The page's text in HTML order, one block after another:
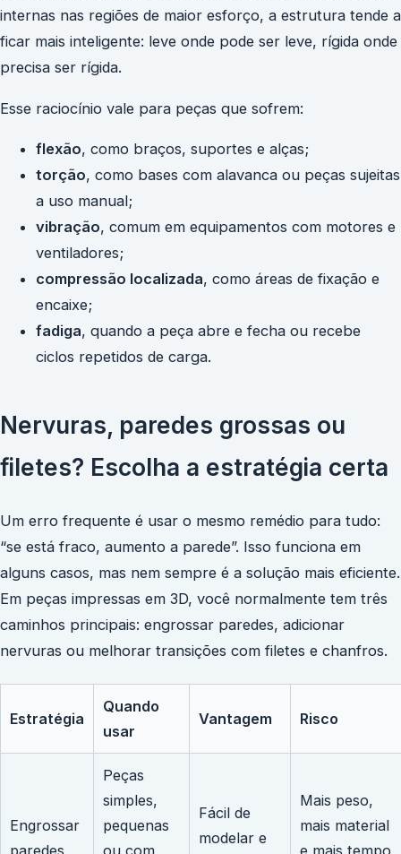
internas nas regiões de maior esforço, a estrutura tende a
ficar mais inteligente: leve onde pode ser leve, rígida onde
precisa ser rígida.
Esse raciocínio vale para peças que sofrem:
flexão, como braços, suportes e alças;
torção, como bases com alavanca ou peças sujeitas
a uso manual;
vibração, comum em equipamentos com motores e
ventiladores;
compressão localizada, como áreas de fixação e
encaixe;
fadiga, quando a peça abre e fecha ou recebe
ciclos repetidos de carga.
Nervuras, paredes grossas ou
filetes? Escolha a estratégia certa
Um erro frequente é usar o mesmo remédio para tudo:
“se está fraco, aumento a parede”. Isso funciona em
alguns casos, mas nem sempre é a solução mais eficiente.
Em peças impressas em 3D, você normalmente tem três
caminhos principais: engrossar paredes, adicionar
nervuras ou melhorar transições com filetes e chanfros.
Estratégia
Quando
usar
Vantagem Risco
Engrossar
Peças
simples,
pequenas
Fácil de
modelar e
Mais peso,
mais material